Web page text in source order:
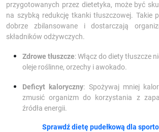
przygotowanych przez dietetyka, może być
na szybką redukcję tkanki tłuszczowej. Takie
dobrze zbilansowane i dostarczają
składników odżywczych.
Zdrowe tłuszcze: Włącz do diety tłuszcze
oleje roślinne, orzechy i awokado.
Deficyt kaloryczny: Spożywaj mniej
zmusić organizm do korzystania z
źródła energii.
Sprawdź dietę pudełkową dla